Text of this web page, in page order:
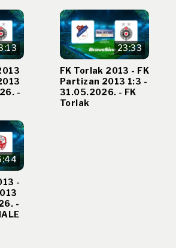
-
23:33
FK Torlak 2013 - FK
Partizan 2013 1:3 -
31.05.2026. - FK
Torlak
-
-